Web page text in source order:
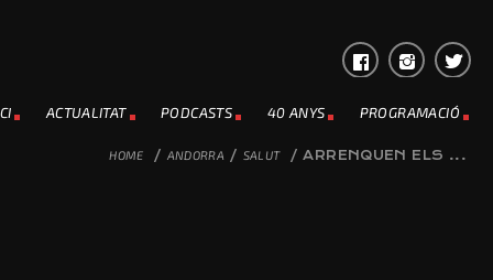
ACTUALITAT PODCASTS 40 ANYS PROGRAMACIÓ
HOME / ANDORRA / SALUT / ARRENQUEN ELS ...